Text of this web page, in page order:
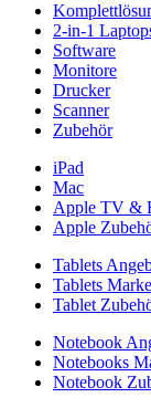
2-in-1
Software
Monitore
Drucker
Scanner
Zubehör
iPad
Mac
Apple TV &
Apple
Tablets
Tablets
Tablet
Notebook
Notebooks
Notebook